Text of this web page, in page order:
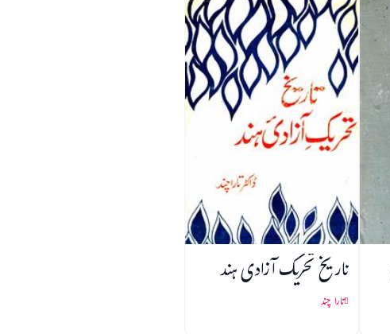
تاریخ تحریک آزادی ہند
تارا چند